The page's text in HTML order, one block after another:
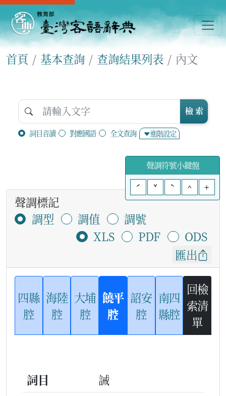
首頁 基本查詢 查詢結果列表 內文
詞目音讀 對應國語 全文查詢 進階設定
檢 索
聲調符號小鍵盤
ˊ
ˇ ˋ ^ +
聲調標記
調型
調值
調號
XLS
PDF
ODS
匯出
四縣
腔
海陸
腔
大埔
腔
饒平
腔
詔安
腔
南四
縣腔
回檢
索清
單
詞目
誡